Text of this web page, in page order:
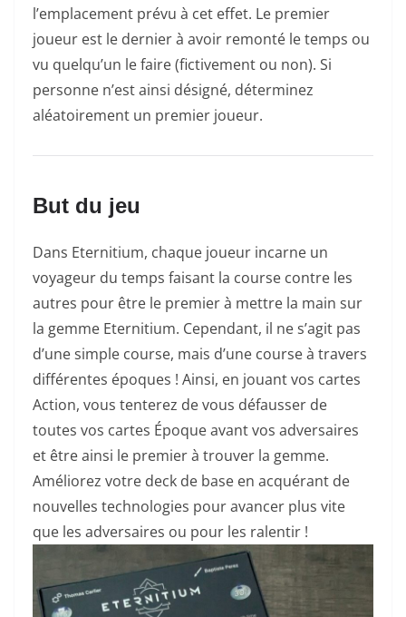
l’emplacement prévu à cet effet. Le premier
joueur est le dernier à avoir remonté le temps ou
vu quelqu’un le faire (fictivement ou non). Si
personne n’est ainsi désigné, déterminez
aléatoirement un premier joueur.
But du jeu
Dans Eternitium, chaque joueur incarne un
voyageur du temps faisant la course contre les
autres pour être le premier à mettre la main sur
la gemme Eternitium. Cependant, il ne s’agit pas
d’une simple course, mais d’une course à travers
différentes époques ! Ainsi, en jouant vos cartes
Action, vous tenterez de vous défausser de
toutes vos cartes Époque avant vos adversaires
et être ainsi le premier à trouver la gemme.
Améliorez votre deck de base en acquérant de
nouvelles technologies pour avancer plus vite
que les adversaires ou pour les ralentir !